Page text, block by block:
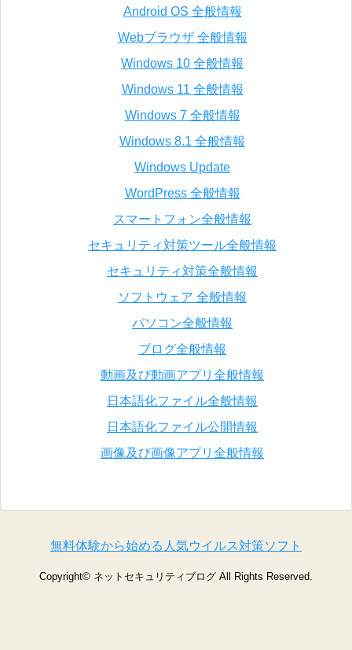
Android OS 全般情報
Webブラウザ 全般情報
Windows 10 全般情報
Windows 11 全般情報
Windows 7 全般情報
Windows 8.1 全般情報
Windows Update
WordPress 全般情報
スマートフォン全般情報
セキュリティ対策ツール全般情報
セキュリティ対策全般情報
ソフトウェア 全般情報
パソコン全般情報
ブログ全般情報
動画及び動画アプリ全般情報
日本語化ファイル全般情報
日本語化ファイル公開情報
画像及び画像アプリ全般情報
無料体験から始める人気ウイルス対策ソフト
Copyright© ネットセキュリティブログ All Rights Reserved.